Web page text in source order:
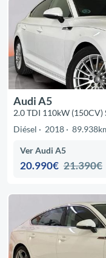
Audi A5
2.0 TDI 110kW (150CV)
Diésel
2018
Ver Audi A5
20.990€ 21.390€